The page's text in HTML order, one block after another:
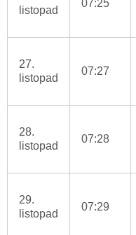
listopad
07:25
27.
listopad
07:27
28.
listopad
07:28
29.
listopad
07:29